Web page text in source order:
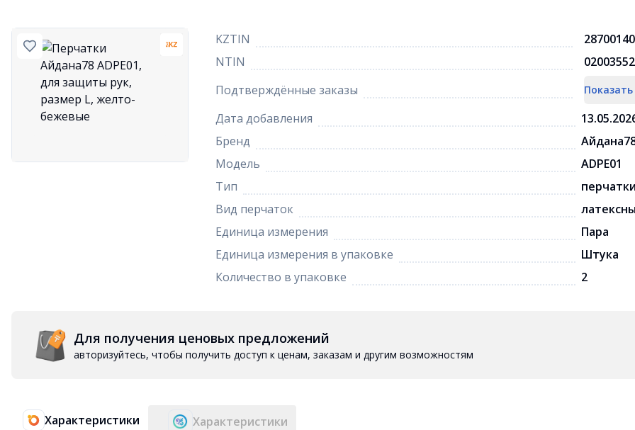
KZTIN
NTIN
Подтверждённые заказы
Показать
Дата добавления
Бренд
Модель
ADPE01
Тип
Вид перчаток
Единица измерения
Пара
Единица измерения в упаковке
Штука
Количество в упаковке
2
Для получения ценовых предложений
авторизуйтесь, чтобы получить доступ к ценам, заказам и другим возможностям
Характеристики Характеристики